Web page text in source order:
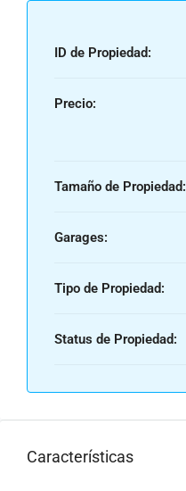
ID de Propiedad:
Precio:
Tamaño de Propiedad:
Garages:
Tipo de Propiedad:
Status de Propiedad:
Características